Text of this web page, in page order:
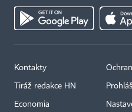
Kontakty
Tiráž redakce HN
Economia